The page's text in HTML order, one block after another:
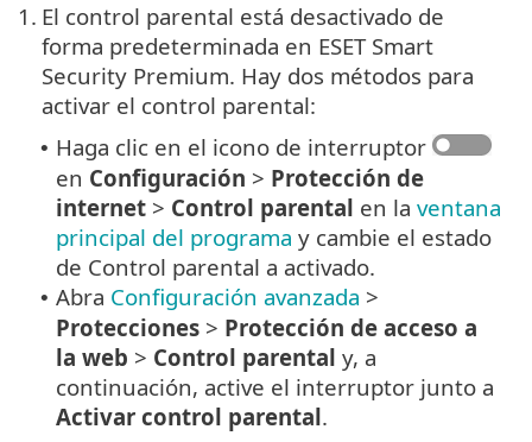
1. El control parental está desactivado de
forma predeterminada en ESET Smart
Security Premium. Hay dos métodos para
activar el control parental:
• Haga clic en el icono de interruptor
en Configuración > Protección de
internet > Control parental en la ventana
principal del programa y cambie el estado
de Control parental a activado.
• Abra Configuración avanzada >
Protecciones > Protección de acceso a
la web > Control parental y, a
continuación, active el interruptor junto a
Activar control parental.